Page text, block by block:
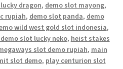
dragon, demo slot mayong,
rupiah, demo slot panda, demo
wild west gold slot indonesia,
slot lucky neko, heist stakes
slot demo rupiah, main
slot demo, play centurion slot